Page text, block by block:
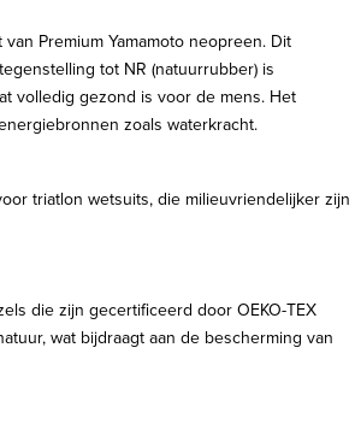
Premium Yamamoto neopreen. Dit
tot NR (natuurrubber) is
volledig gezond is voor de mens. Het
zoals waterkracht.
triatlon wetsuits, die milieuvriendelijker zijn
die zijn gecertificeerd door OEKO-TEX
wat bijdraagt aan de bescherming van